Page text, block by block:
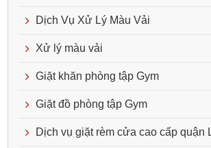
Dịch Vụ Xử Lý Màu Vải
Xử lý màu vải
Giặt khăn phòng tập Gym
Giặt đồ phòng tập Gym
Dịch vụ giặt rèm cửa cao cấp quận